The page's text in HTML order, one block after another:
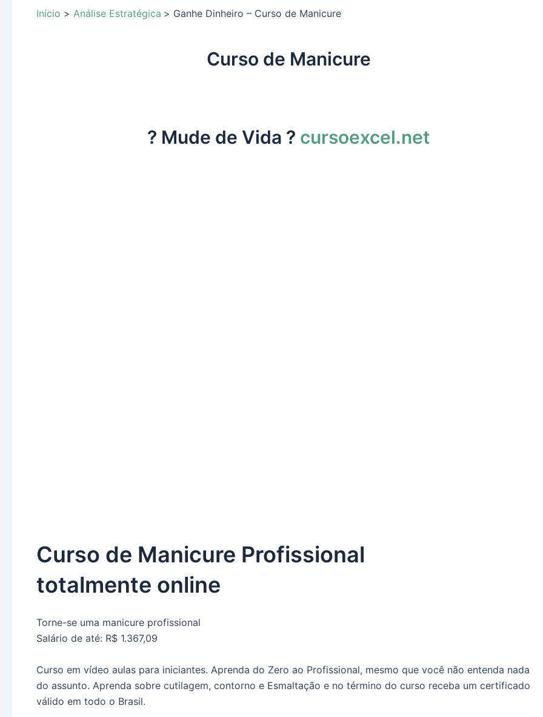
Início Análise Estratégica Ganhe Dinheiro – Curso de Manicure
Curso de Manicure
? Mude de Vida ? cursoexcel.net
Curso de Manicure Profissional
totalmente online
Torne-se uma manicure profissional
Salário de até: R$ 1.367,09
Curso em vídeo aulas para iniciantes. Aprenda do Zero ao Profissional, mesmo que você não entenda nada
do assunto. Aprenda sobre cutilagem, contorno e Esmaltação e no término do curso receba um certificado
válido em todo o Brasil.